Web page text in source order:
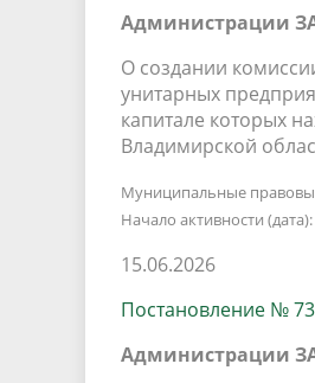
Администрации
О создании
унитарных
капитале которых
Владимирской
Муниципальные
Начало активности
15.06.2026
Постановление №
Администрации